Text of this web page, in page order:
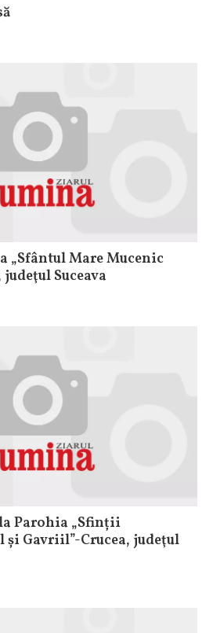
„Sfântul Mare Mucenic
Suceava
Parohia „Sfinții
Gavriil”-Crucea, judeţul